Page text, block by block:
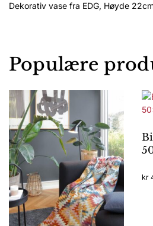
Dekorativ vase fra EDG, Høyde
Populære
kr